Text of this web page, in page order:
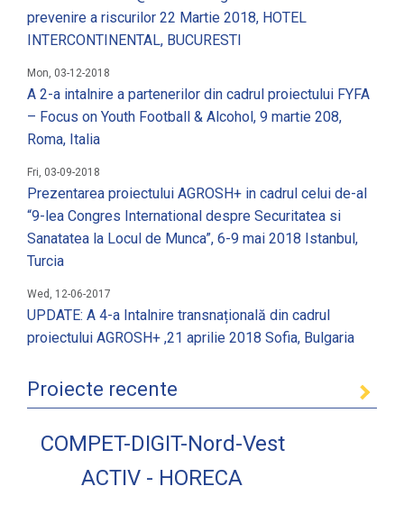
prevenire a riscurilor 22 Martie 2018, HOTEL
INTERCONTINENTAL, BUCURESTI
Mon, 03-12-2018
A 2-a intalnire a partenerilor din cadrul proiectului FYFA
– Focus on Youth Football & Alcohol, 9 martie 208,
Roma, Italia
Fri, 03-09-2018
Prezentarea proiectului AGROSH+ in cadrul celui de-al
“9-lea Congres International despre Securitatea si
Sanatatea la Locul de Munca”, 6-9 mai 2018 Istanbul,
Turcia
Wed, 12-06-2017
UPDATE: A 4-a Intalnire transnațională din cadrul
proiectului AGROSH+ ,21 aprilie 2018 Sofia, Bulgaria
Proiecte recente
COMPET-DIGIT-Nord-Vest
ACTIV - HORECA